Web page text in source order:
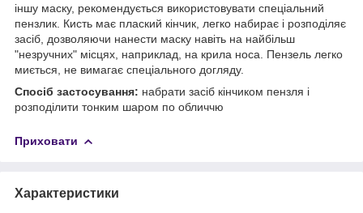
іншу маску, рекомендується використовувати спеціальний
пензлик. Кисть має плаский кінчик, легко набирає і розподіляє
засіб, дозволяючи нанести маску навіть на найбільш
"незручних" місцях, наприклад, на крила носа. Пензель легко
миється, не вимагає спеціального догляду.
Спосіб застосування: набрати засіб кінчиком пензля і
розподілити тонким шаром по обличчю
Приховати
Характеристики